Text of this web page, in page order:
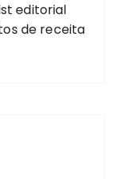
editorial
de receita